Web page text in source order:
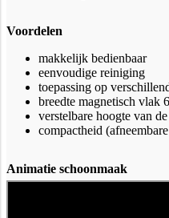
Voordelen
makkelijk bedienbaar
eenvoudige reiniging
toepassing op
breedte magnetisch vlak
verstelbare hoogte van
compactheid
Animatie schoonmaak